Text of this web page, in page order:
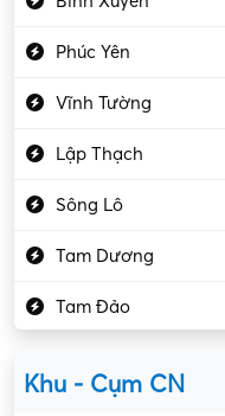
Kiểm soát chất
Kỹ sư cơ khí
Phúc Yên
Vĩnh Tường
Lập Thạch
Sông Lô
Tam Dương
Tam Đảo
Khu - Cụm CN